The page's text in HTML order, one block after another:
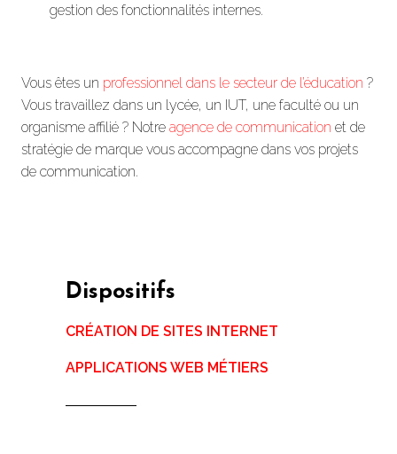
gestion des fonctionnalités internes.
Vous êtes un professionnel dans le secteur de l’éducation ?
Vous travaillez dans un lycée, un IUT, une faculté ou un
organisme affilié ? Notre agence de communication et de
stratégie de marque vous accompagne dans vos projets
de communication.
Dispositifs
CRÉATION DE SITES INTERNET
APPLICATIONS WEB MÉTIERS